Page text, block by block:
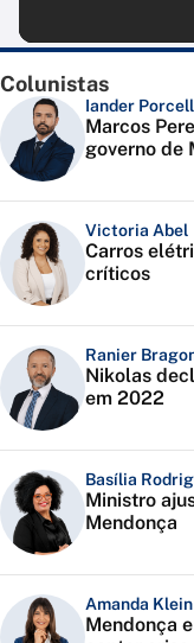
Colunistas
Iander
Marcos
governo de
Victoria Abel
Carros
críticos
Ranier
Nikolas
em 2022
Basília
Ministro
Mendonça
Amanda Klein
Mendonça